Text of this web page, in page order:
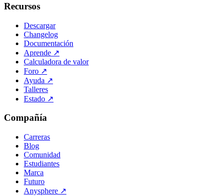
Recursos
Descargar
Changelog
Documentación
Aprende ↗
Calculadora de valor
Foro ↗
Ayuda ↗
Talleres
Estado ↗
Compañía
Carreras
Blog
Comunidad
Estudiantes
Marca
Futuro
Anysphere ↗